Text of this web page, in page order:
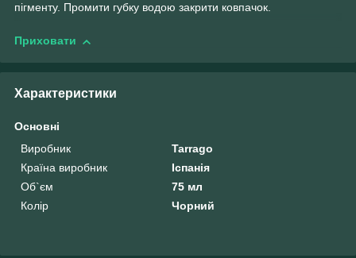
пігменту. Промити губку водою закрити ковпачок.
Приховати
Характеристики
Основні
Виробник
Tarrago
Країна виробник
Іспанія
Об`єм
75 мл
Колір
Чорний